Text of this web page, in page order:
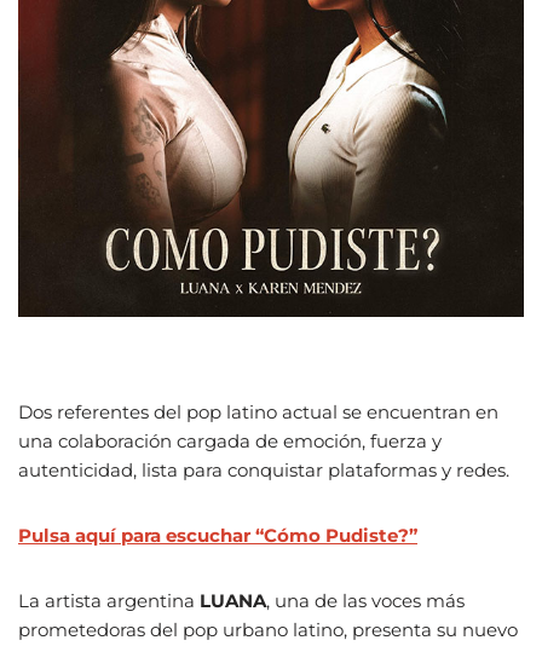
Dos referentes del pop latino actual se encuentran en
una colaboración cargada de emoción, fuerza y
autenticidad, lista para conquistar plataformas y redes.
Pulsa aquí para escuchar “Cómo Pudiste?”
La artista argentina LUANA, una de las voces más
prometedoras del pop urbano latino, presenta su nuevo